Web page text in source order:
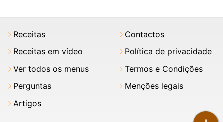
Receitas
Receitas em vídeo
Ver todos os menus
Perguntas
Artigos
Contactos
Política de privacidade
Termos e Condições
Menções legais